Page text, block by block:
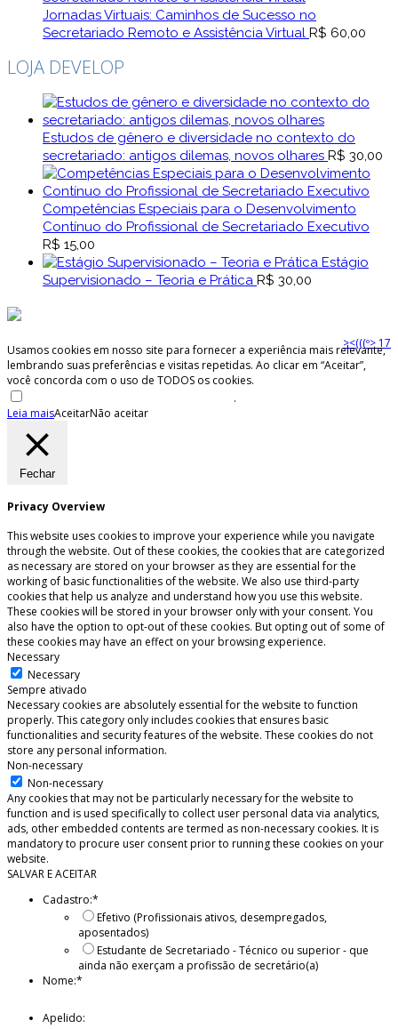
Jornadas Virtuais: Caminhos de Sucesso no
Secretariado Remoto e Assistência Virtual R$ 60,00
LOJA DEVELOP
Estudos de gênero e diversidade no contexto do
secretariado: antigos dilemas, novos olhares R$ 30,00
Competências Especiais para o Desenvolvimento
Contínuo do Profissional de Secretariado Executivo
R$ 15,00
Estágio
Supervisionado – Teoria e Prática R$ 30,00
><(((º> 17
Usamos cookies em nosso site para fornecer a experiência mais relevante,
lembrando suas preferências e visitas repetidas. Ao clicar em “Aceitar”,
você concorda com o uso de TODOS os cookies.
.
Leia maisAceitarNão aceitar
Fechar
Privacy Overview
This website uses cookies to improve your experience while you navigate
through the website. Out of these cookies, the cookies that are categorized
as necessary are stored on your browser as they are essential for the
working of basic functionalities of the website. We also use third-party
cookies that help us analyze and understand how you use this website.
These cookies will be stored in your browser only with your consent. You
also have the option to opt-out of these cookies. But opting out of some of
these cookies may have an effect on your browsing experience.
Necessary
Necessary
Sempre ativado
Necessary cookies are absolutely essential for the website to function
properly. This category only includes cookies that ensures basic
functionalities and security features of the website. These cookies do not
store any personal information.
Non-necessary
Non-necessary
Any cookies that may not be particularly necessary for the website to
function and is used specifically to collect user personal data via analytics,
ads, other embedded contents are termed as non-necessary cookies. It is
mandatory to procure user consent prior to running these cookies on your
website.
SALVAR E ACEITAR
Cadastro:*
Efetivo (Profissionais ativos, desempregados,
aposentados)
Estudante de Secretariado - Técnico ou superior - que
ainda não exerçam a profissão de secretário(a)
Nome:*
Apelido: